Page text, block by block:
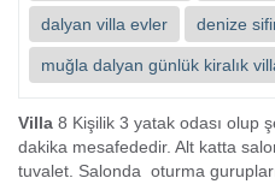
dalyan villa evler denize
muğla dalyan günlük kiralık
Villa 8 Kişilik 3 yatak odası olup
dakika mesafededir. Alt katta
tuvalet. Salonda oturma